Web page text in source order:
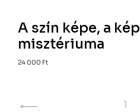
A szín képe, a kép
misztériuma
24 000 Ft
1